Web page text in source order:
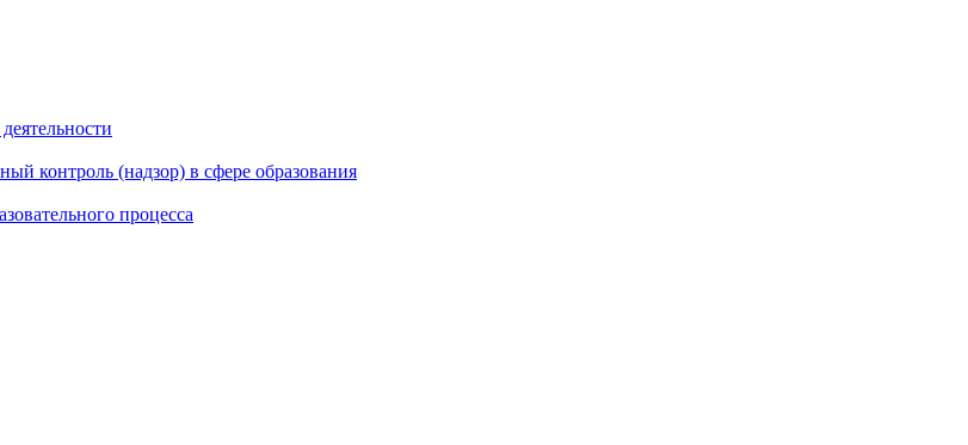
контроль (надзор) в сфере образования
процесса